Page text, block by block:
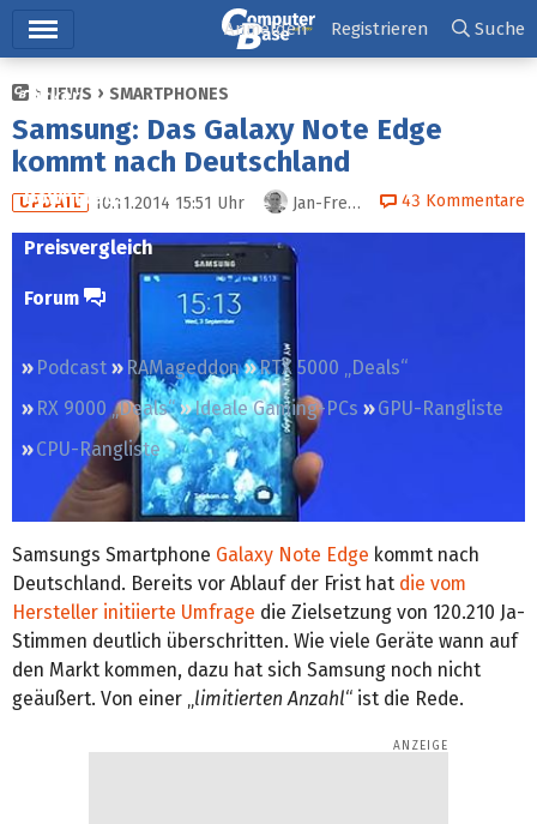
Ticker
Tests
Downloads
Preisvergleich
Forum
Podcast RAMageddon
RTX 5000 „Deals“
RX 9000 „Deals“
Ideale Gaming-PCs
GPU-Rangliste
CPU-Rangliste
Anmelden Registrieren Suche
NEWS SMARTPHONES
Samsung: Das Galaxy Note Edge
kommt nach Deutschland
UPDATE 10.11.2014 15:51 Uhr Jan-Frederik Timm 43 Kommentare
Samsungs Smartphone Galaxy Note Edge kommt nach
Deutschland. Bereits vor Ablauf der Frist hat die vom
Hersteller initiierte Umfrage die Zielsetzung von 120.210 Ja-
Stimmen deutlich überschritten. Wie viele Geräte wann auf
den Markt kommen, dazu hat sich Samsung noch nicht
geäußert. Von einer „limitierten Anzahl“ ist die Rede.